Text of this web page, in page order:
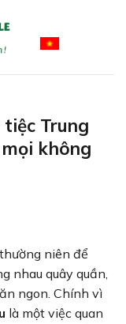
Trung
không
niên để
nhau quây quần,
ngon. Chính vì
là một việc quan